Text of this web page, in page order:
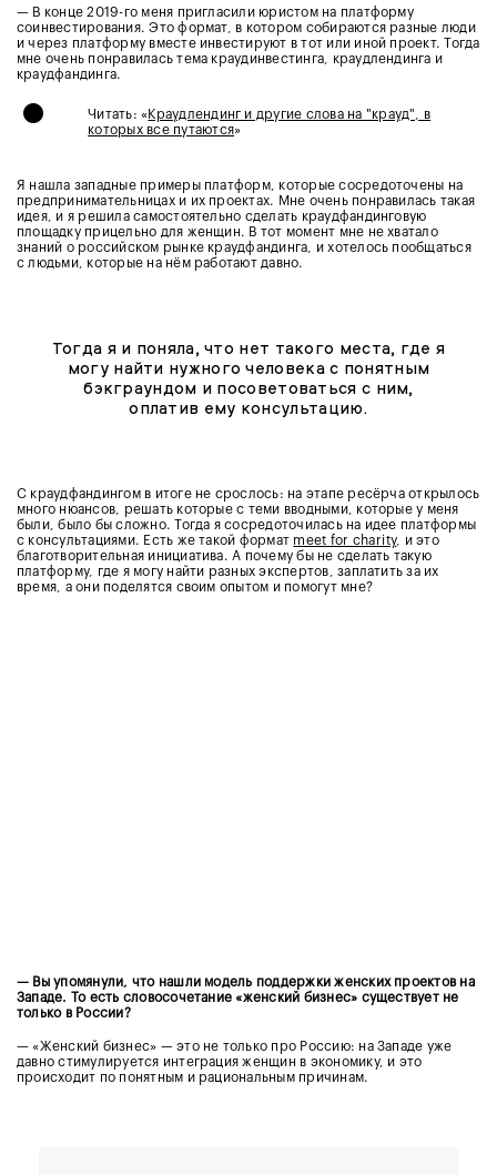
— В конце 2019-го меня пригласили юристом на платформу
соинвестирования. Это формат, в котором собираются разные люди
и через платформу вместе инвестируют в тот или иной проект. Тогда
мне очень понравилась тема краудинвестинга, краудлендинга и
краудфандинга.
• Читать: «Краудлендинг и другие слова на "крауд", в
которых все путаются»
Я нашла западные примеры платформ, которые сосредоточены на
предпринимательницах и их проектах. Мне очень понравилась такая
идея, и я решила самостоятельно сделать краудфандинговую
площадку прицельно для женщин. В тот момент мне не хватало
знаний о российском рынке краудфандинга, и хотелось пообщаться
с людьми, которые на нём работают давно.
Тогда я и поняла, что нет такого места, где я
могу найти нужного человека с понятным
бэкграундом и посоветоваться с ним,
оплатив ему консультацию.
С краудфандингом в итоге не срослось: на этапе ресёрча открылось
много нюансов, решать которые с теми вводными, которые у меня
были, было бы сложно. Тогда я сосредоточилась на идее платформы
с консультациями. Есть же такой формат meet for charity, и это
благотворительная инициатива. А почему бы не сделать такую
платформу, где я могу найти разных экспертов, заплатить за их
время, а они поделятся своим опытом и помогут мне?
— Вы упомянули, что нашли модель поддержки женских проектов на
Западе. То есть словосочетание «женский бизнес» существует не
только в России?
— «Женский бизнес» — это не только про Россию: на Западе уже
давно стимулируется интеграция женщин в экономику, и это
происходит по понятным и рациональным причинам.